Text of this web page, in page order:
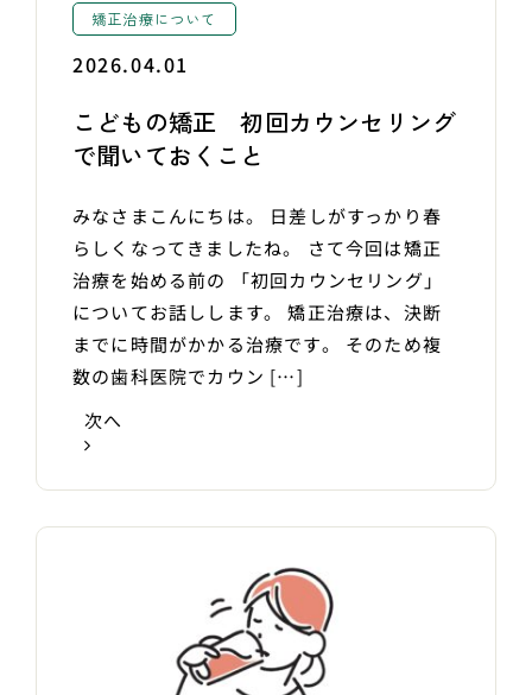
矯正治療について
2026.04.01
こどもの矯正 初回カウンセリング
で聞いておくこと
みなさまこんにちは。 日差しがすっかり春
らしくなってきましたね。 さて今回は矯正
治療を始める前の 「初回カウンセリング」
についてお話しします。 矯正治療は、決断
までに時間がかかる治療です。 そのため複
数の歯科医院でカウン […]
次へ